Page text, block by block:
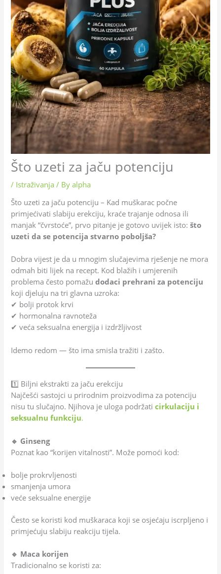
Što uzeti za jaču potenciju
/ Istraživanja / Byalpha
Što uzeti za jaču potenciju – Kad muškarac počne
primjećivati slabiju erekciju, kraće trajanje odnosa ili
manjak “čvrstoće”, prvo pitanje je gotovo uvijek isto:što
uzeti da se potencija stvarno poboljša?
Dobra vijest je da u mnogim slučajevima rješenje ne mora
odmah biti lijek na recept. Kod blažih i umjerenih
problema često pomažudodaci prehrani za potenciju
koji djeluju na tri glavna uzroka:
✔ bolji protok krvi
✔ hormonalna ravnoteža
✔ veća seksualna energija i izdržljivost
Idemo redom — što ima smisla tražiti i zašto.
1️⃣ Biljni ekstrakti za jaču erekciju
Najčešći sastojci u prirodnim proizvodima za potenciju
nisu tu slučajno. Njihova je uloga podržaticirkulaciju i
seksualnu funkciju.
🔹 Ginseng
Poznat kao “korijen vitalnosti”. Može pomoći kod:
bolje prokrvljenosti
smanjenja umora
veće seksualne energije
Često se koristi kod muškaraca koji se osjećaju iscrpljeno i
primjećuju slabiju reakciju tijela.
🔹 Maca korijen
Tradicionalno se koristi za: